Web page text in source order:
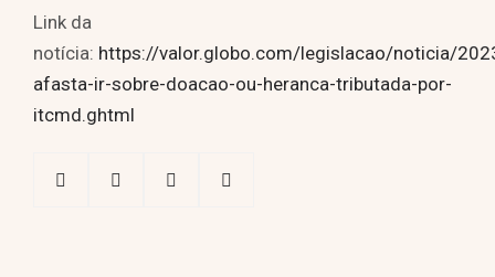
Link da
notícia: https://valor.globo.com/legislacao/noticia/
afasta-ir-sobre-doacao-ou-heranca-tributada-por-
itcmd.ghtml